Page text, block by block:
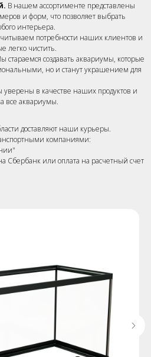
В нашем ассортименте представлены
и форм, что позволяет выбрать
интерьера.
потребности наших клиентов и
легко чистить.
стараемся создавать аквариумы, которые
но и станут украшением для
уверены в качестве наших продуктов и
все аквариумы.
доставляют наши курьеры.
компаниями:
Сбербанк или оплата на расчетный счет